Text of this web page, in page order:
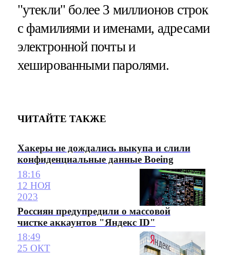
"утекли" более 3 миллионов строк
с фамилиями и именами, адресами
электронной почты и
хешированными паролями.
ЧИТАЙТЕ ТАКЖЕ
Хакеры не дождались выкупа и слили
конфиденциальные данные Boeing
18:16
12 НОЯ
2023
Россиян предупредили о массовой
чистке аккаунтов "Яндекс ID"
18:49
25 ОКТ